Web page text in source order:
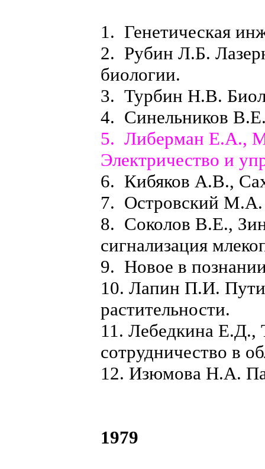
1. Генетическая
2. Рубин Л.Б.
биологии.
3. Турбин Н.В.
4. Синельников
5. Либерман Е.А.,
Электричество и
6. Кибяков А.В.,
7. Островский М.А.
8. Соколов В.Е.,
сигнализация
9. Новое в
10. Лапин П.И.
растительности.
11. Лебедкина
сотрудничество в
12. Изюмова Н.А.
1979